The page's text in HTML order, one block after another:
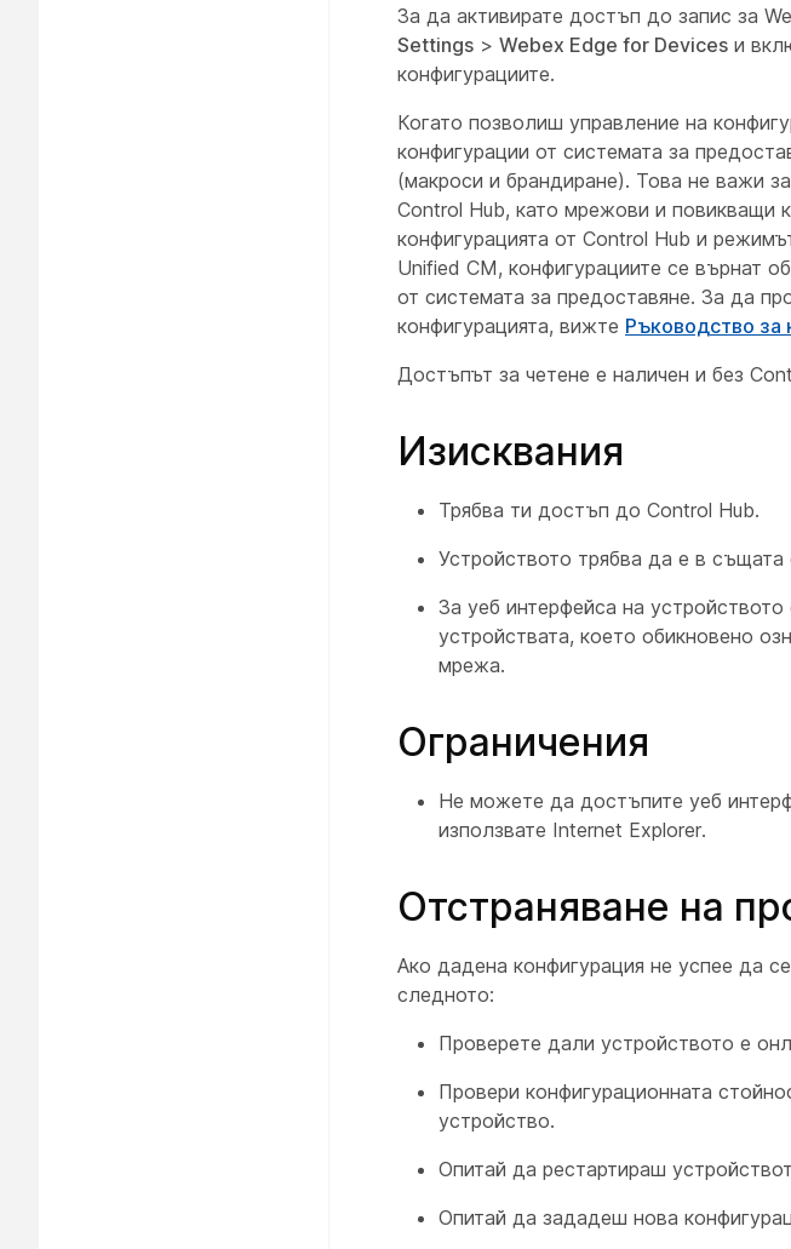
За да активирате достъп до запис за
Settings > Webex Edge for Devices и
конфигурациите.
Когато позволиш управление на
конфигурации от системата за
(макроси и брандиране). Това не важи
Control Hub, като мрежови и повикващи
конфигурацията от Control Hub и
Unified CM, конфигурациите се върнат
от системата за предоставяне. За да
конфигурацията, вижте Ръководство за
Достъпът за четене е наличен и без
Изисквания
Трябва ти достъп до Control Hub.
Устройството трябва да е в същата
За уеб интерфейса на
устройствата, което обикновено
мрежа.
Ограничения
Не можете да достъпите уеб
използвате Internet Explorer.
Отстраняване на
Ако дадена конфигурация не успее да
следното:
Проверете дали устройството е
Провери конфигурационната
устройство.
Опитай да рестартираш
Опитай да зададеш нова